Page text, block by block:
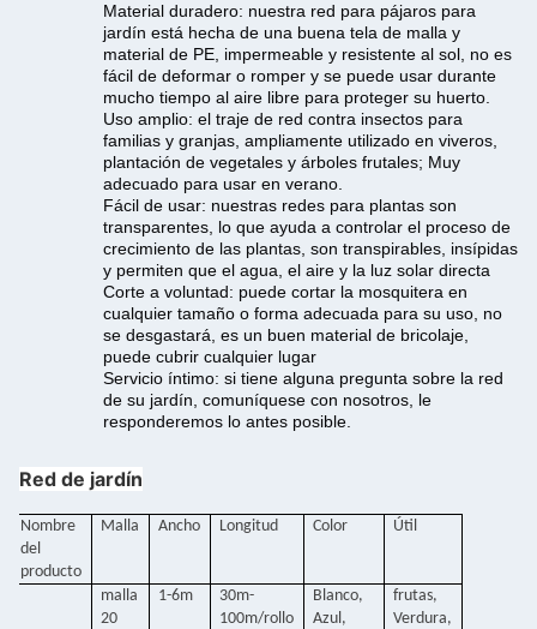
Material duradero: nuestra red para pájaros para
jardín está hecha de una buena tela de malla y
material de PE, impermeable y resistente al sol, no es
fácil de deformar o romper y se puede usar durante
mucho tiempo al aire libre para proteger su huerto.
Uso amplio: el traje de red contra insectos para
familias y granjas, ampliamente utilizado en viveros,
plantación de vegetales y árboles frutales; Muy
adecuado para usar en verano.
Fácil de usar: nuestras redes para plantas son
transparentes, lo que ayuda a controlar el proceso de
crecimiento de las plantas, son transpirables, insípidas
y permiten que el agua, el aire y la luz solar directa
Corte a voluntad: puede cortar la mosquitera en
cualquier tamaño o forma adecuada para su uso, no
se desgastará, es un buen material de bricolaje,
puede cubrir cualquier lugar
Servicio íntimo: si tiene alguna pregunta sobre la red
de su jardín, comuníquese con nosotros, le
responderemos lo antes posible.
Red de jardín
Nombre
del
producto
Malla Ancho Longitud Color Útil
malla
20
1-6m
30m-
100m/rollo
Blanco,
Azul,
frutas,
Verdura,